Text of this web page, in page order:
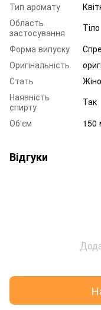
Тип аромату
Область
застосування
Тіло
Форма випуску
Оригінальність
Стать
Наявність
спирту
Так
Об'єм
150
Відгуки